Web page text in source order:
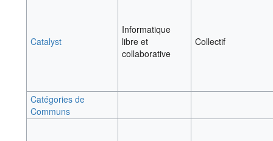
Catalyst
Informatique
libre et
collaborative
Collectif
Catégories de
Communs